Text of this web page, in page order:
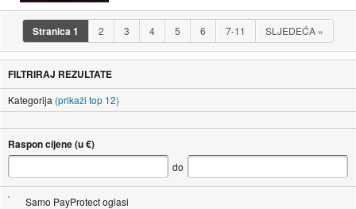
Stranica1 2 3 4 5 6 7-11 SLJEDEĆA »
FILTRIRAJ REZULTATE
Kategorija (prikaži top 12)
Raspon cijene (u €)
do
Samo PayProtect oglasi